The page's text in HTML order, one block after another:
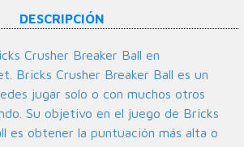
DESCRIPCIÓN
Crusher Breaker Ball en
Bricks Crusher Breaker Ball es un
jugar solo o con muchos otros
Su objetivo en el juego de Bricks
es obtener la puntuación más alta o